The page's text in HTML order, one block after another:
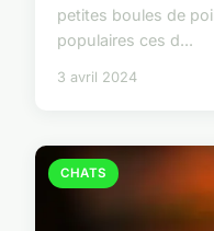
petites boules de
populaires ces d...
3 avril 2024
CHATS